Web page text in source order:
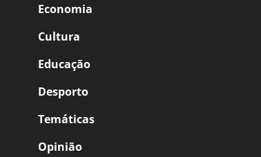
Economia
Cultura
Educação
Desporto
Temáticas
Opinião